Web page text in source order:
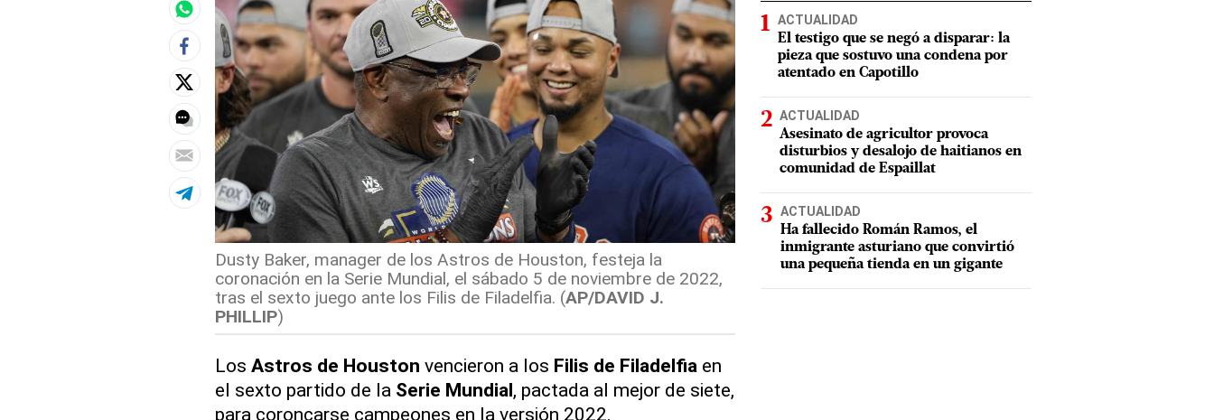
Dusty Baker, manager de los Astros de Houston, festeja la
coronación en la Serie Mundial, el sábado 5 de noviembre de 2022,
tras el sexto juego ante los Filis de Filadelfia. (AP/DAVID J.
PHILLIP)
Los Astros de Houston vencieron a los Filis de Filadelfia en
el sexto partido de la Serie Mundial, pactada al mejor de siete,
para coroncarse campeones en la versión 2022.
ACTUALIDAD
El testigo que se negó a disparar: la
pieza que sostuvo una condena por
atentado en Capotillo
ACTUALIDAD
Asesinato de agricultor provoca
disturbios y desalojo de haitianos en
comunidad de Espaillat
ACTUALIDAD
Ha fallecido Román Ramos, el
inmigrante asturiano que convirtió
una pequeña tienda en un gigante